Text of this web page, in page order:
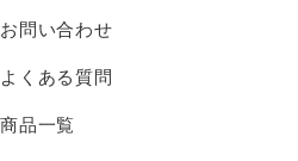
お問い合わせ
よくある質問
商品一覧